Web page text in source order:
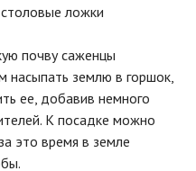
ложки
почву саженцы
насыпать землю в горшок,
ее, добавив немного
К посадке можно
это время в земле